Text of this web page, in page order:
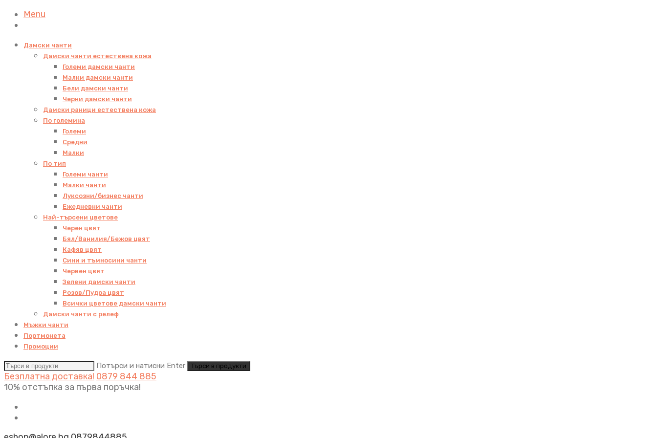
Menu
Дамски чанти
Дамски чанти естествена кожа
Големи дамски чанти
Малки дамски чанти
Бели дамски чанти
Черни дамски чанти
Дамски раници естествена кожа
По големина
Големи
Средни
Малки
По тип
Големи чанти
Малки чанти
Луксозни/бизнес чанти
Ежедневни чанти
Най-търсени цветове
Черен цвят
Бял/Ванилия/Бежов цвят
Кафяв цвят
Сини и тъмносини чанти
Червен цвят
Зелени дамски чанти
Розов/Пудра цвят
Всички цветове дамски чанти
Дамски чанти с релеф
Мъжки чанти
Портмонета
Промоции
Потърси и натисни Enter
Безплатна доставка! 0879 844 885
10% отстъпка за първа поръчка!